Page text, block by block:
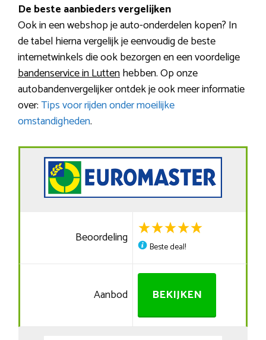
De beste aanbieders vergelijken
Ook in een webshop je auto-onderdelen kopen? In
de tabel hierna vergelijk je eenvoudig de beste
internetwinkels die ook bezorgen en een voordelige
bandenservice in Luttenhebben. Op onze
autobandenvergelijker ontdek je ook meer informatie
over:Tips voor rijden onder moeilijke
omstandigheden.
Beoordeling
Beste deal!
Aanbod BEKIJKEN